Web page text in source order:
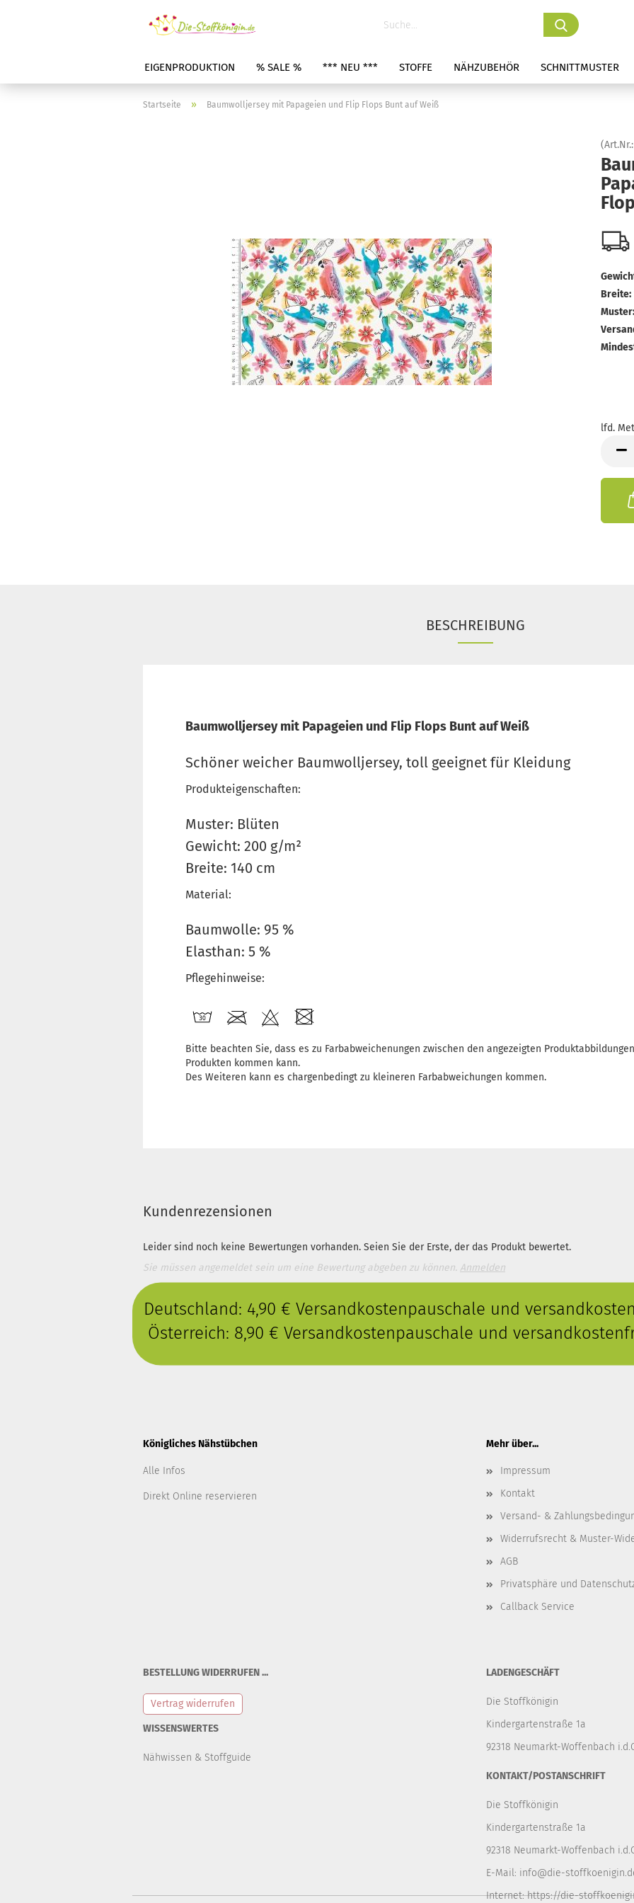
EIGENPRODUKTION % SALE % *** NEU *** STOFFE NÄHZUBEHÖR SCHNITTMUSTER
Startseite » Baumwolljersey mit Papageien und Flip Flops Bunt auf Weiß
(Art.Nr.:
Breite:
Muster:
lfd.
BESCHREIBUNG
Baumwolljersey mit Papageien und Flip Flops Bunt auf Weiß
Schöner weicher Baumwolljersey, toll geeignet für Kleidung
Produkteigenschaften:
Muster: Blüten
Gewicht: 200 g/m²
Breite: 140 cm
Material:
Baumwolle: 95 %
Elasthan: 5 %
Pflegehinweise:
Bitte beachten Sie, dass es zu Farbabweichenungen zwischen den angezeigten
Produkten kommen kann.
Des Weiteren kann es chargenbedingt zu kleineren Farbabweichungen kommen.
Kundenrezensionen
Leider sind noch keine Bewertungen vorhanden. Seien Sie der Erste, der das Produkt bewertet.
Sie müssen angemeldet sein um eine Bewertung abgeben zu können. Anmelden
Deutschland: 4,90 € Versandkostenpauschale und
Österreich: 8,90 € Versandkostenpauschale und
Königliches Nähstübchen
Alle Infos
Direkt Online reservieren
Mehr über...
Impressum
Kontakt
Versand- &
Widerrufsrecht & Muster-
AGB
Privatsphäre und
Callback Service
BESTELLUNG WIDERRUFEN ...
Vertrag widerrufen
WISSENSWERTES
Nähwissen & Stoffguide
LADENGESCHÄFT
Die Stoffkönigin
Kindergartenstraße 1a
92318 Neumarkt-Woffenbach
KONTAKT/POSTANSCHRIFT
Die Stoffkönigin
Kindergartenstraße 1a
92318 Neumarkt-Woffenbach
E-Mail: info@die-
Internet:https://die-